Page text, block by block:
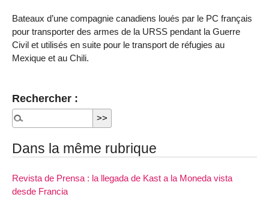
Bateaux d’une compagnie canadiens loués par le PC français
pour transporter des armes de la URSS pendant la Guerre
Civil et utilisés en suite pour le transport de réfugies au
Mexique et au Chili.
Rechercher :
Dans la même rubrique
Revista de Prensa : la llegada de Kast a la Moneda vista
desde Francia